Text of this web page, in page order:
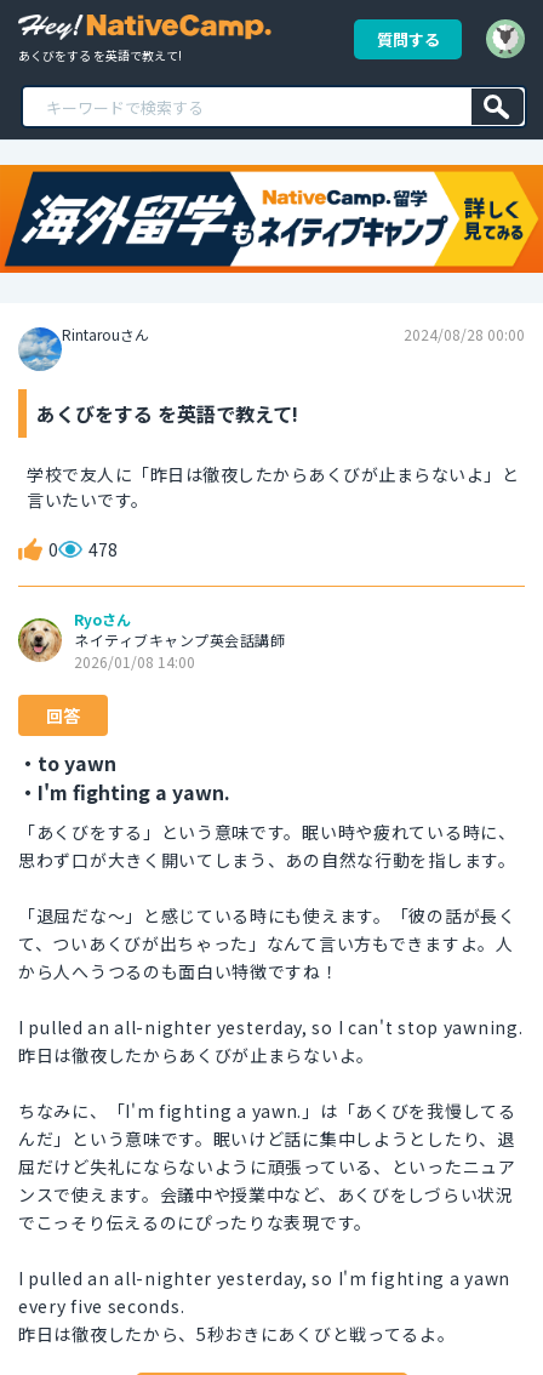
あくびをする を英語で教えて!
質問する
Rintarouさん 2024/08/28 00:00
あくびをする を英語で教えて!
学校で友人に「昨日は徹夜したからあくびが止まらないよ」と
言いたいです。
0 478
Ryoさん
ネイティブキャンプ英会話講師
2026/01/08 14:00
回答
・to yawn
・I'm fighting a yawn.
「あくびをする」という意味です。眠い時や疲れている時に、
思わず口が大きく開いてしまう、あの自然な行動を指します。
「退屈だな〜」と感じている時にも使えます。「彼の話が長く
て、ついあくびが出ちゃった」なんて言い方もできますよ。人
から人へうつるのも面白い特徴ですね！
I pulled an all-nighter yesterday, so I can't stop yawning.
昨日は徹夜したからあくびが止まらないよ。
ちなみに、「I'm fighting a yawn.」は「あくびを我慢してる
んだ」という意味です。眠いけど話に集中しようとしたり、退
屈だけど失礼にならないように頑張っている、といったニュア
ンスで使えます。会議中や授業中など、あくびをしづらい状況
でこっそり伝えるのにぴったりな表現です。
I pulled an all-nighter yesterday, so I'm fighting a yawn
every five seconds.
昨日は徹夜したから、5秒おきにあくびと戦ってるよ。